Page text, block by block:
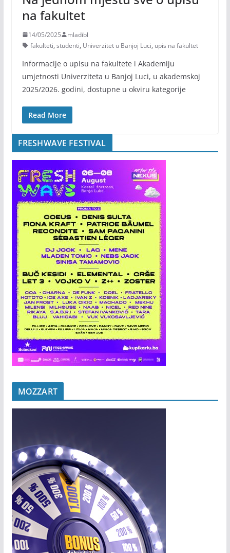
na fakultet
14/05/2025
mladibl
fakulteti, studenti, Univerzitet u Banjoj Luci, upis na fakultet
Informacije o upisu na fakultete i Akademiju
umjetnosti Univerziteta u Banjoj Luci, u akademskoj
2025/2026. godini, dostupne u okviru kategorije
Read More
FRESHWAVE FESTIVAL
MOZZART